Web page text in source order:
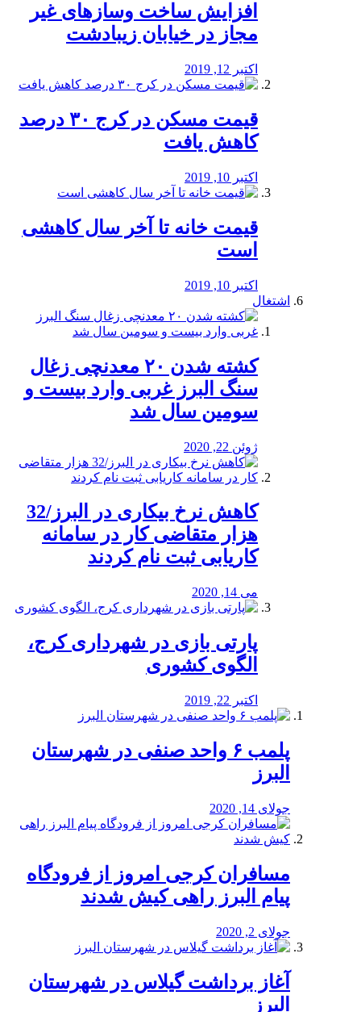
افزایش ساخت وسازهای غیر
مجاز در خیابان زیبادشت
اکتبر 12, 2019
️قیمت مسکن در کرج ۳۰ درصد
کاهش یافت
اکتبر 10, 2019
قیمت خانه تا آخر سال کاهشی
است
اکتبر 10, 2019
اشتغال
کشته شدن ۲۰ معدنچی زغال
سنگ البرز غربی وارد بیست و
سومین سال شد
ژوئن 22, 2020
کاهش نرخ بیکاری در البرز/32
هزار متقاضی کار در سامانه
کاریابی ثبت نام کردند
می 14, 2020
پارتی بازی در شهرداری کرج،
الگوی کشوری
اکتبر 22, 2019
پلمب ۶ واحد صنفی در شهرستان
البرز
جولای 14, 2020
مسافران کرجی امروز از فرودگاه
پیام البرز راهی کیش شدند
جولای 2, 2020
آغاز برداشت گیلاس در شهرستان
البرز